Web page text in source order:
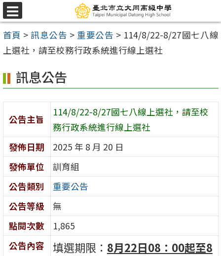
跳
至
主
要
容
區
選
單
首頁 >訊息公告 > 重要公告 > 114/8/22-8/27國七八線
上選社，請至校務行政系統進行線上選社
訊息公告
公告主旨
114/8/22-8/27國七八線上選社，請至校
務行政系統進行線上選社
發佈日期
2025 年 8 月 20 日
發佈單位
訓育組
公告類別
重要公告
公告等級
無
點閱次數
1,865
公告內容
填選期限： 8月22日08：00起至8